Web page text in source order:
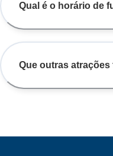
Qual é o horário de
Que outras